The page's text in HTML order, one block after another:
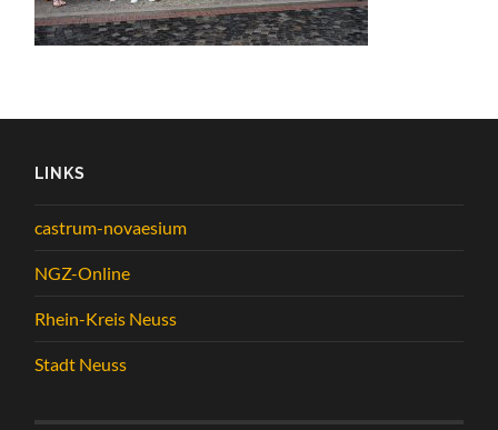
LINKS
castrum-novaesium
NGZ-Online
Rhein-Kreis Neuss
Stadt Neuss